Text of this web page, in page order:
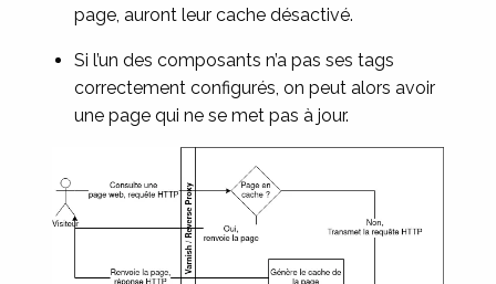
page, auront leur cache désactivé.
Si l’un des composants n’a pas ses tags
correctement configurés, on peut alors avoir
une page qui ne se met pas à jour.